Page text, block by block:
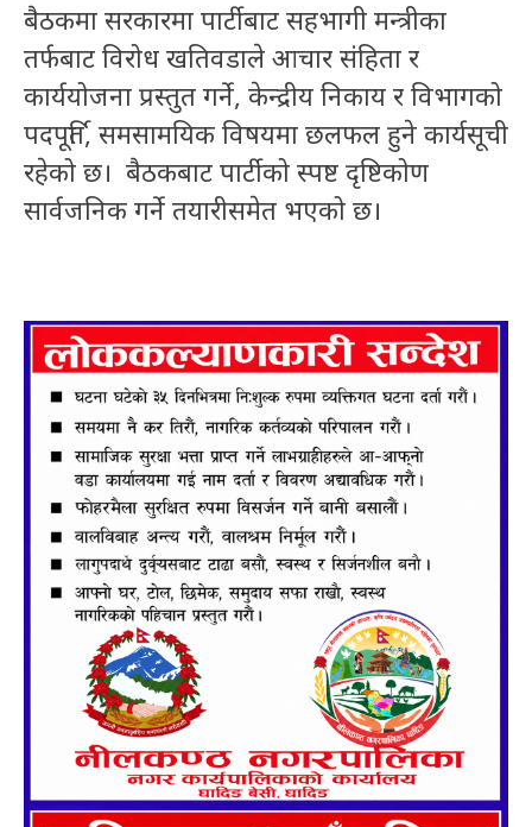
बैठकमा सरकारमा पार्टीबाट सहभागी मन्त्रीका
तर्फबाट विरोध खतिवडाले आचार संहिता र
कार्ययोजना प्रस्तुत गर्ने, केन्द्रीय निकाय र विभागको
पदपूर्ति, समसामयिक विषयमा छलफल हुने कार्यसूची
रहेको छ। बैठकबाट पार्टीको स्पष्ट दृष्टिकोण
सार्वजनिक गर्ने तयारीसमेत भएको छ।